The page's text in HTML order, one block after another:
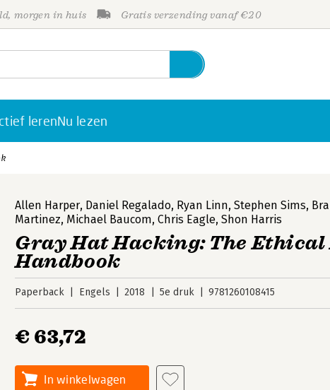
morgen in huis Gratis verzending vanaf €20
lerenNu lezen
Allen Harper, Daniel Regalado, Ryan Linn,Stephen Sims,
Martinez, Michael Baucom,Chris Eagle,Shon Harris
Gray Hat Hacking: The
Handbook
Paperback Engels 2018 5e druk 9781260108415
€ 63,72
In winkelwagen
Personen